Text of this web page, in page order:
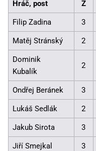
Hráč, post Z
Filip Zadina 3
Matěj Stránský 2
Dominik
Kubalík
2
Ondřej Beránek 3
Lukáš Sedlák 2
Jakub Sirota 3
Jiří Smejkal 3